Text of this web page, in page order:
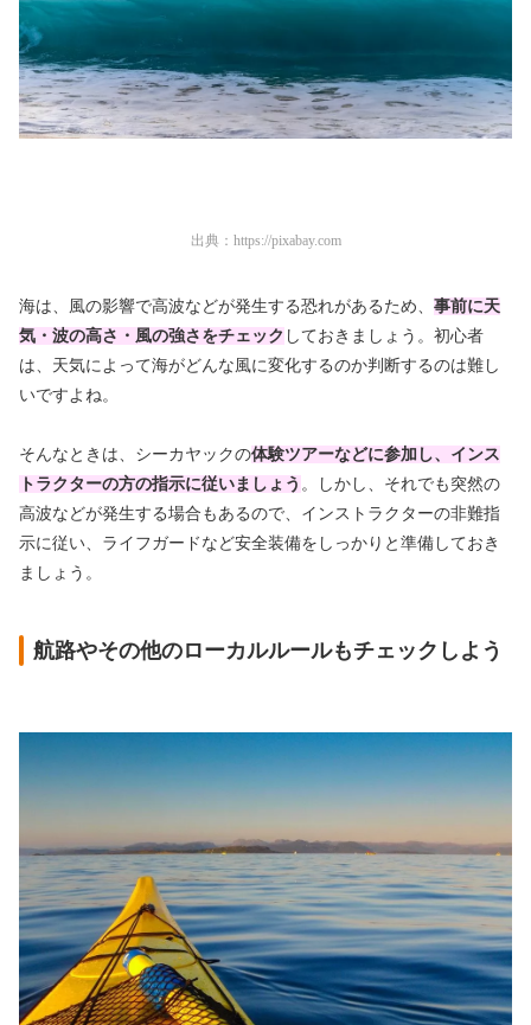
出典： https://pixabay.com
海は、風の影響で高波などが発生する恐れがあるため、 事前に天
気・波の高さ・風の強さをチェック しておきましょう。初心者
は、天気によって海がどんな風に変化するのか判断するのは難し
いですよね。
そんなときは、シーカヤックの体験ツアーなどに参加し、 インス
トラクターの方の指示に従いましょう 。しかし、それでも突然の
高波などが発生する場合もあるので、インストラクターの非難指
示に従い、ライフガードなど安全装備をしっかりと準備しておき
ましょう。
航路やその他のローカルルールもチェックしよう